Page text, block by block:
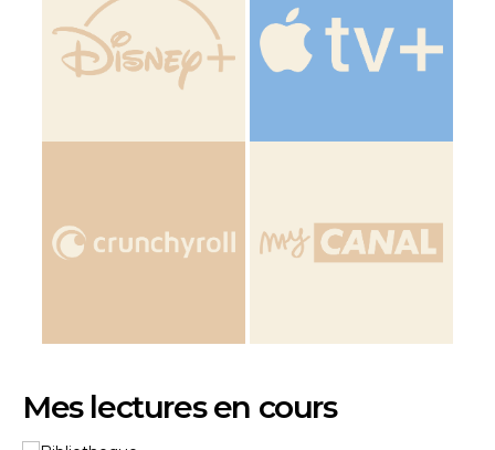
Mes lectures en cours